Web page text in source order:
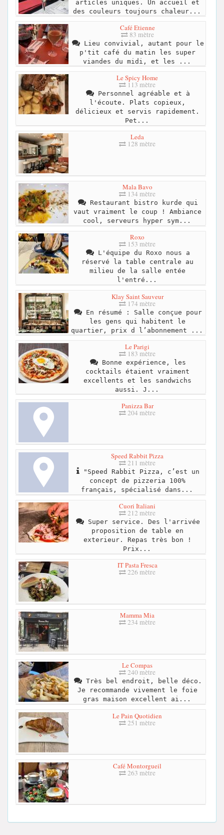
articles uniques. Un accueil et
des couleurs toujours chaleur...
Café Etienne
83 mètre
Lieu convivial, autant pour le
p'tit café du matin les super
viandes du midi, et les ...
Le Spicy Home
113 mètre
Personnel agréable et à
l'écoute. Plats copieux,
délicieux et servis rapidement.
Pet...
Leda
128 mètre
Mala Bavo
134 mètre
Restaurant bistro kurde qui
vaut vraiment le coup ! Ambiance
cool, serveurs hyper sym...
Roxo
153 mètre
L'équipe du Roxo nous a
réservé la table centrale au
milieu de la salle entée
l'entré...
Klay Saint Sauveur
174 mètre
En résumé : Salle conçue pour
les gens qui habitent le
quartier, prix d l’abonnement ...
Le Parigi
183 mètre
Bonne expérience, les
cocktails étaient vraiment
excellents et les sandwichs
aussi. J...
Panizza Bar
204 mètre
Speed Rabbit Pizza
211 mètre
"Speed Rabbit Pizza, c’est un
concept de pizzeria 100%
français, spécialisé dans...
Cuori Italiani
212 mètre
Super service. Des l'arrivée
proposition de table en
exterieur. Repas très bon !
Prix...
IT Pasta Fresca
226 mètre
Mamma Mia
234 mètre
Le Compas
240 mètre
Très bel endroit, belle déco.
Je recommande vivement le foie
gras maison excellent ai...
Le Pain Quotidien
251 mètre
Café Montorgueil
263 mètre